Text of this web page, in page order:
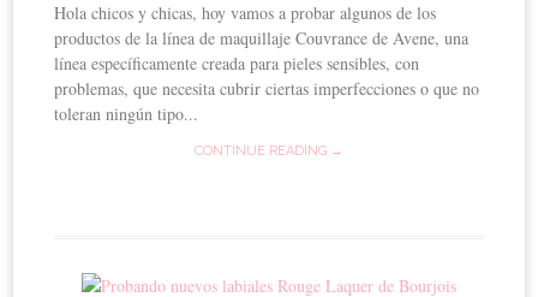
Hola chicos y chicas, hoy vamos a probar algunos de los
productos de la línea de maquillaje Couvrance de Avene, una
línea específicamente creada para pieles sensibles, con
problemas, que necesita cubrir ciertas imperfecciones o que no
toleran ningún tipo...
CONTINUE READING →